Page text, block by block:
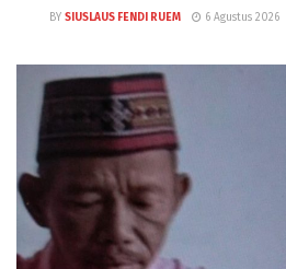
BY SIUSLAUS FENDI RUEM 6 Agustus 2026